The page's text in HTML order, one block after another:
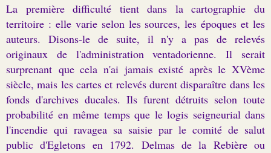
La première difficulté tient dans la cartographie du
territoire : elle varie selon les sources, les époques et les
auteurs. Disons-le de suite, il n'y a pas de relevés
originaux de l'administration ventadorienne. Il serait
surprenant que cela n'ai jamais existé après le XVème
siècle, mais les cartes et relevés durent disparaître dans les
fonds d'archives ducales. Ils furent détruits selon toute
probabilité en même temps que le logis seigneurial dans
l'incendie qui ravagea sa saisie par le comité de salut
public d'Egletons en 1792. Delmas de la Rebière ou